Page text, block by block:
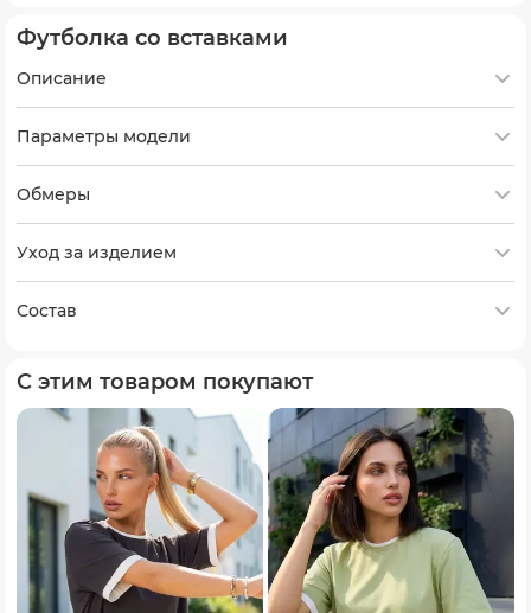
Футболка со вставками
Описание
Параметры модели
Обмеры
Уход за изделием
Состав
С этим товаром покупают